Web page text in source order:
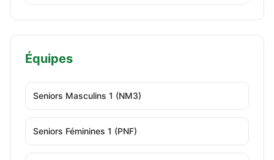
Équipes
Seniors Masculins 1 (NM3)
Seniors Féminines 1 (PNF)